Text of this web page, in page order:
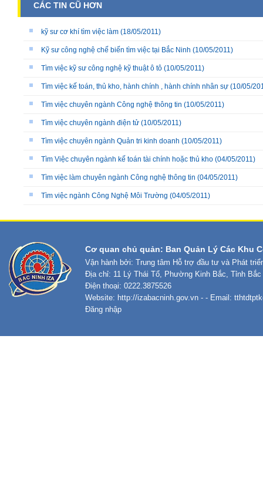
CÁC TIN CŨ HƠN
kỹ sư cơ khí tìm việc làm (18/05/2011)
Kỹ sư công nghệ chế biến tìm việc tại Bắc Ninh (10/05/2011)
Tìm việc kỹ sư công nghệ kỹ thuật ô tô (10/05/2011)
Tìm việc kế toán, thủ kho, hành chính , hành chính nhân sự (10/05/
Tìm việc chuyên ngành Công nghệ thông tin (10/05/2011)
Tìm việc chuyên ngành điện tử (10/05/2011)
Tìm việc chuyên ngành Quản tri kinh doanh (10/05/2011)
Tìm Việc chuyên ngành kế toán tài chính hoặc thủ kho (04/05/2011)
Tìm việc làm chuyên ngành Công nghệ thông tin (04/05/2011)
Tìm việc ngành Công Nghệ Môi Trường (04/05/2011)
Cơ quan chủ quản: Ban Quản Lý Các Khu
Vận hành bởi: Trung tâm Hỗ trợ đầu tư và Phát
Địa chỉ: 11 Lý Thái Tổ, Phường Kinh Bắc, Tỉnh Bắc
Điện thoại: 0222.3875526
Website: http://izabacninh.gov.vn - - Email:
Đăng nhập